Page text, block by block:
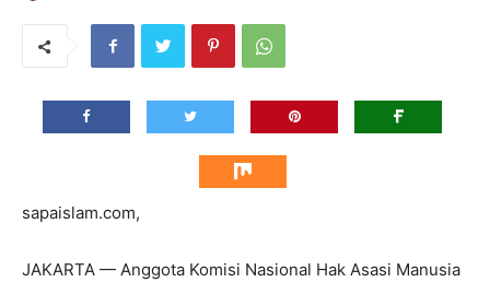
sapaislam.com,
JAKARTA — Anggota Komisi Nasional Hak Asasi Manusia